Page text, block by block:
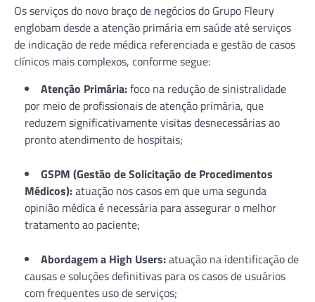
Os serviços do novo braço de negócios do Grupo Fleury
englobam desde a atenção primária em saúde até serviços
de indicação de rede médica referenciada e gestão de casos
clínicos mais complexos, conforme segue:
Atenção Primária:foco na redução de sinistralidade
por meio de profissionais de atenção primária, que
reduzem significativamente visitas desnecessárias ao
pronto atendimento de hospitais;
GSPM (Gestão de Solicitação de Procedimentos
Médicos):atuação nos casos em que uma segunda
opinião médica é necessária para assegurar o melhor
tratamento ao paciente;
Abordagem a High Users:atuação na identificação de
causas e soluções definitivas para os casos de usuários
com frequentes uso de serviços;